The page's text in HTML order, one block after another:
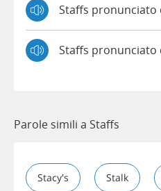
Staffs pronunciato
Staffs pronunciato
Parole simili a Staffs
Stacy's Stalk